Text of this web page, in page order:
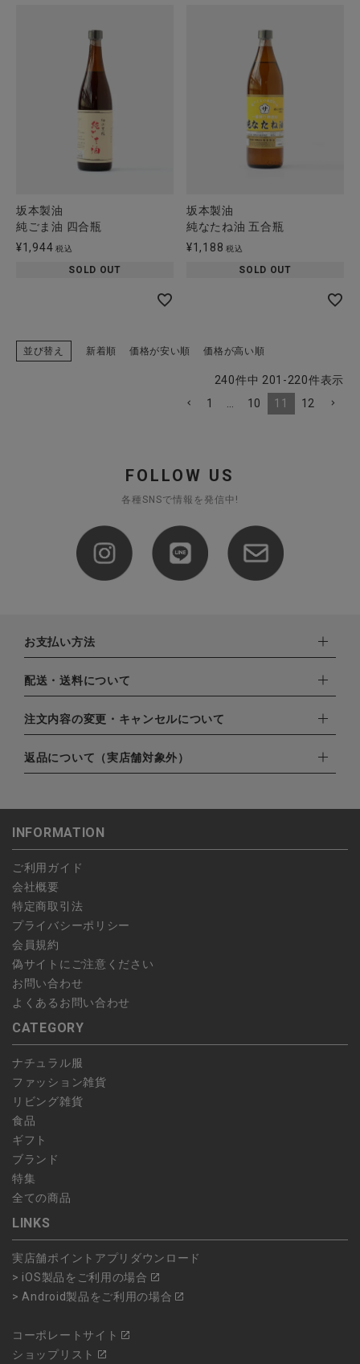
坂本製油
純ごま油 四合瓶
¥1,944 税込
SOLD OUT
坂本製油
純なたね油 五合瓶
¥1,188 税込
SOLD OUT
並び替え 新着順 価格が安い順 価格が高い順
240件中 201 -220件表示
1
10 11 12
FOLLOW US
各種SNSで情報を発信中!
お支払い方法
下記お支払い方法よりお選びいただけます。
・クレジットカード（VISA,mastercard,JCB,AMERICAN
EXPRESS,Diners Club）
・amazonペイメント
・楽天ペイ
・PayPay
配送・送料について
配達業者：日本郵便
北海道：1,400円
注文内容の変更・キャンセルについて
ご注文日当日から翌日のAM9:00までにご連絡頂いた場合はキャ
ンセルは可能です。
します。
予約商品など一部キャンセルが出来ない場合がございます。あら
かじめご了承ください。
返品について（実店舗対象外）
こちら よりご依頼ください。
INFORMATION
ご利用ガイド
会社概要
特定商取引法
プライバシーポリシー
会員規約
偽サイトにご注意ください
お問い合わせ
よくあるお問い合わせ
CATEGORY
ナチュラル服
ファッション雑貨
リビング雑貨
食品
ギフト
ブランド
特集
全ての商品
LINKS
実店舗ポイントアプリダウンロード
> iOS製品をご利用の場合
> Android製品をご利用の場合
コーポレートサイト
ショップリスト